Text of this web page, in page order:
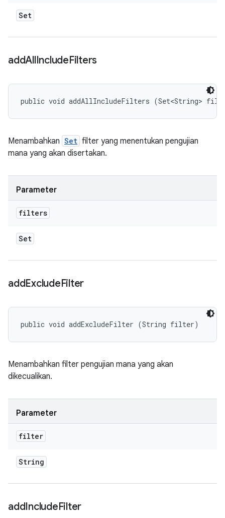
Set
addAllIncludeFilters
public void addAllIncludeFilters (Set<String>
Menambahkan Set filter yang menentukan pengujian
mana yang akan disertakan.
Parameter
filters
Set
addExcludeFilter
public void addExcludeFilter (String filter)
Menambahkan filter pengujian mana yang akan
dikecualikan.
Parameter
filter
String
addIncludeFilter